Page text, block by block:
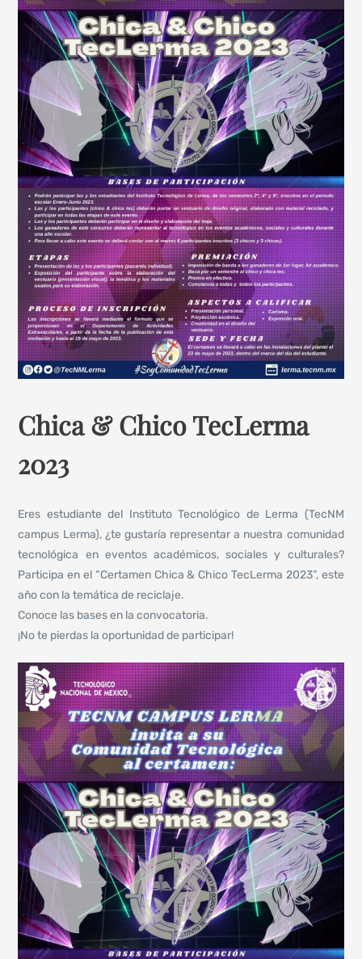
Chica & Chico TecLerma
2023
Eres estudiante del Instituto Tecnológico de Lerma (TecNM
campus Lerma), ¿te gustaría representar a nuestra comunidad
tecnológica en eventos académicos, sociales y culturales?
Participa en el “Certamen Chica & Chico TecLerma 2023”, este
año con la temática de reciclaje.
Conoce las bases en la convocatoria.
¡No te pierdas la oportunidad de participar!